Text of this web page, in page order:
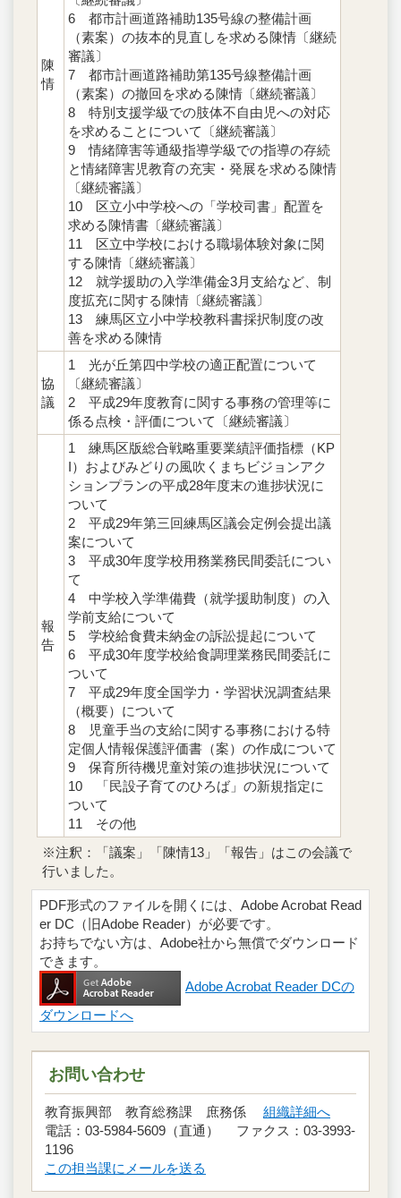
陳
情
6 都市計画道路補助135号線の整備計画
（素案）の抜本的見直しを求める陳情〔継続
審議〕
7 都市計画道路補助第135号線整備計画
（素案）の撤回を求める陳情〔継続審議〕
8 特別支援学級での肢体不自由児への対応
を求めることについて〔継続審議〕
9 情緒障害等通級指導学級での指導の存続
と情緒障害児教育の充実・発展を求める陳情
〔継続審議〕
10 区立小中学校への「学校司書」配置を
求める陳情書〔継続審議〕
11 区立中学校における職場体験対象に関
する陳情〔継続審議〕
12 就学援助の入学準備金3月支給など、制
度拡充に関する陳情〔継続審議〕
13 練馬区立小中学校教科書採択制度の改
善を求める陳情
協
議
1 光が丘第四中学校の適正配置について
〔継続審議〕
2 平成29年度教育に関する事務の管理等に
係る点検・評価について〔継続審議〕
報
告
1 練馬区版総合戦略重要業績評価指標（KP
I）およびみどりの風吹くまちビジョンアク
ションプランの平成28年度末の進捗状況に
ついて
2 平成29年第三回練馬区議会定例会提出議
案について
3 平成30年度学校用務業務民間委託につい
て
4 中学校入学準備費（就学援助制度）の入
学前支給について
5 学校給食費未納金の訴訟提起について
6 平成30年度学校給食調理業務民間委託に
ついて
7 平成29年度全国学力・学習状況調査結果
（概要）について
8 児童手当の支給に関する事務における特
定個人情報保護評価書（案）の作成について
9 保育所待機児童対策の進捗状況について
10 「民設子育てのひろば」の新規指定に
ついて
11 その他
※注釈：「議案」「陳情13」「報告」はこの会議で
行いました。
PDF形式のファイルを開くには、Adobe Acrobat Read
er DC（旧Adobe Reader）が必要です。
お持ちでない方は、Adobe社から無償でダウンロード
できます。
Adobe Acrobat Reader DCの
ダウンロードへ
お問い合わせ
教育振興部 教育総務課 庶務係 組織詳細へ
電話：03-5984-5609（直通） ファクス：03-3993-
1196
この担当課にメールを送る